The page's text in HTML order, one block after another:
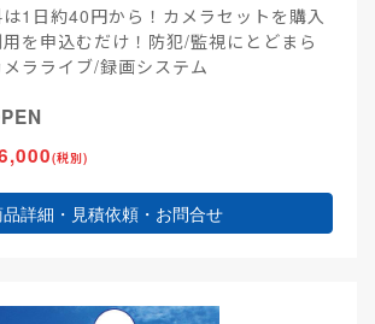
1日約40円から！カメラセットを購入
を申込むだけ！防犯/監視にとどまら
ラライブ/録画システム
(税別)
詳細・見積依頼・お問合せ